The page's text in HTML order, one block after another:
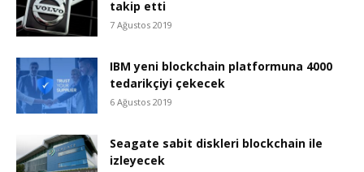
takip etti
7 Ağustos 2019
IBM yeni blockchain platformuna 4000
tedarikçiyi çekecek
6 Ağustos 2019
Seagate sabit diskleri blockchain ile
izleyecek